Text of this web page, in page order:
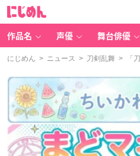
作品名 声優 舞台俳優
にじめん > ニュース > 刀剣乱舞 > 「